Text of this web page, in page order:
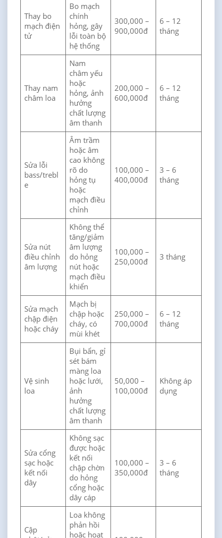
Thay bo
mạch điện
tử
Bo mạch
chính
hỏng, gây
lỗi toàn bộ
hệ thống
300,000 –
900,000đ
6 – 12
tháng
Thay nam
châm loa
Nam
châm yếu
hoặc
hỏng, ảnh
hưởng
chất lượng
âm thanh
200,000 –
600,000đ
6 – 12
tháng
Sửa lỗi
bass/trebl
e
Âm trầm
hoặc âm
cao không
rõ do
hỏng tụ
hoặc
mạch điều
chỉnh
100,000 –
400,000đ
3 – 6
tháng
Sửa nút
điều chỉnh
âm lượng
Không thể
tăng/giảm
âm lượng
do hỏng
nút hoặc
mạch điều
khiển
100,000 –
250,000đ
3 tháng
Sửa mạch
chập điện
hoặc cháy
Mạch bị
chập hoặc
cháy, có
mùi khét
250,000 –
700,000đ
6 – 12
tháng
Vệ sinh
loa
Bụi bẩn, gỉ
sét bám
màng loa
hoặc lưới,
ảnh
hưởng
chất lượng
âm thanh
50,000 –
100,000đ
Không áp
dụng
Sửa cổng
sạc hoặc
kết nối
dây
Không sạc
được hoặc
kết nối
chập chờn
do hỏng
cổng hoặc
dây cáp
100,000 –
350,000đ
3 – 6
tháng
Cập
Loa không
phản hồi
hoặc hoạt